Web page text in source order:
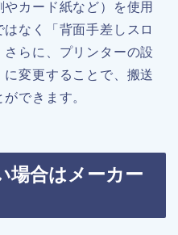
カード紙など）を使用
なく「背面手差しスロ
らに、プリンターの設
変更することで、搬送
できます。
場合はメーカー